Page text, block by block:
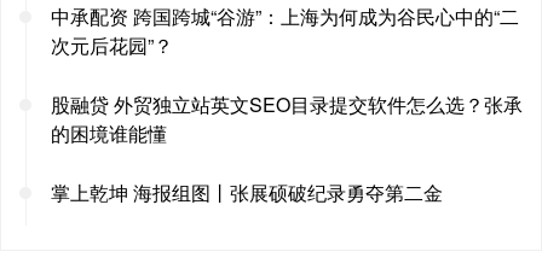
中承配资 跨国跨城“谷游”：上海为何成为谷民心中的“二
次元后花园”？
股融贷 外贸独立站英文SEO目录提交软件怎么选？张承
的困境谁能懂
掌上乾坤 海报组图丨张展硕破纪录勇夺第二金